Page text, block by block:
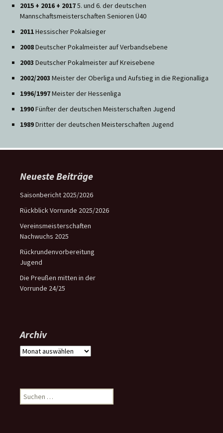
2015 + 2016 + 20175. und 6. der deutschen
Mannschaftsmeisterschaften Senioren Ü40
2011Hessischer Pokalsieger
2008Deutscher Pokalmeister auf Verbandsebene
2003 Deutscher Pokalmeister auf Kreisebene
2002/2003 Meister der Oberliga und Aufstieg in die Regionalliga
1996/1997Meister der Hessenliga
1990Fünfter der deutschen Meisterschaften Jugend
1989Dritter der deutschen Meisterschaften Jugend
Neueste Beiträge
Saisonbericht 2025/2026
Rückblick Vorrunde 2025/2026
Vereinsmeisterschaften
Nachwuchs 2025
Rückrundenvorbereitung
Jugend
Die Preußen mitten in der
Vorrunde 24/25
Archiv
Archiv
Suchen
nach: